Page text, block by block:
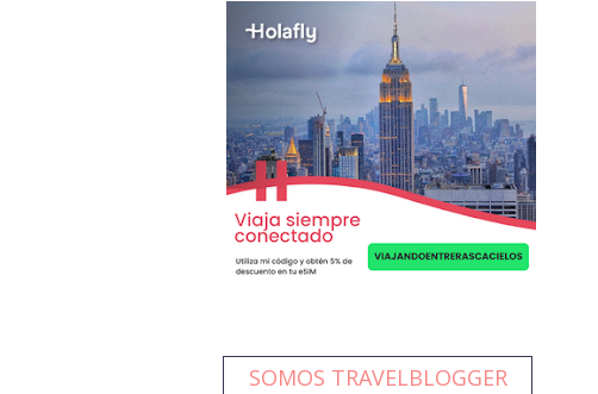
SOMOS TRAVELBLOGGER